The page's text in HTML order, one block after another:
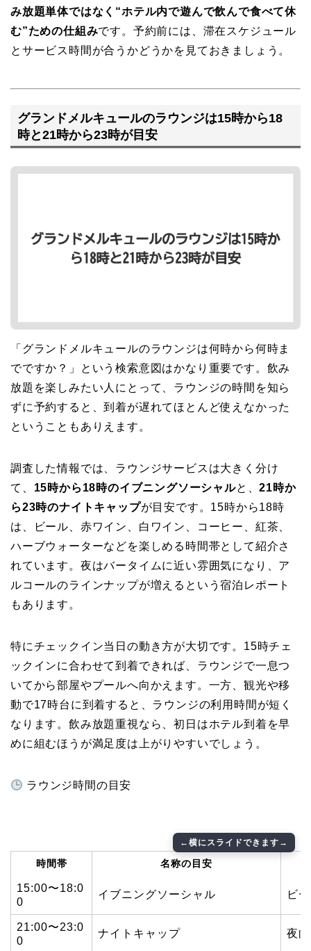
み放題単体ではなく“ホテル内で遊んで飲んで食べて休
む”ための仕組みです。予約前には、滞在スケジュール
とサービス時間が合うかどうかを見ておきましょう。
グランドメルキュールのラウンジは15時から18
時と21時から23時が目安
「グランドメルキュールのラウンジは何時から何時ま
でですか？」という検索意図はかなり重要です。飲み
放題を楽しみたい人にとって、ラウンジの時間を知ら
ずに予約すると、到着が遅れてほとんど使えなかった
ということもありえます。
調査した情報では、ラウンジサービスは大きく分け
て、 15時から18時のイブニングソーシャルと、21時か
ら23時のナイトキャップが目安です。15時から18時
は、ビール、赤ワイン、白ワイン、コーヒー、紅茶、
ハーブウォーターなどを楽しめる時間帯として紹介さ
れています。夜はバータイムに近い雰囲気になり、ア
ルコールのラインナップが増えるという宿泊レポート
もあります。
特にチェックイン当日の動き方が大切です。15時チェ
ックインに合わせて到着できれば、ラウンジで一息つ
いてから部屋やプールへ向かえます。一方、観光や移
動で17時台に到着すると、ラウンジの利用時間が短く
なります。飲み放題重視なら、初日はホテル到着を早
めに組むほうが満足度は上がりやすいでしょう。
ラウンジ時間の目安
時間帯 名称の目安
15:00〜18:0
0
イブニングソーシャル ビ
21:00〜23:0
0
ナイトキャップ 夜